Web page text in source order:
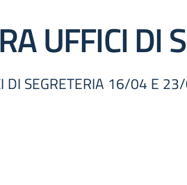
UFFICI
DI SEGRETERIA 16/04 E